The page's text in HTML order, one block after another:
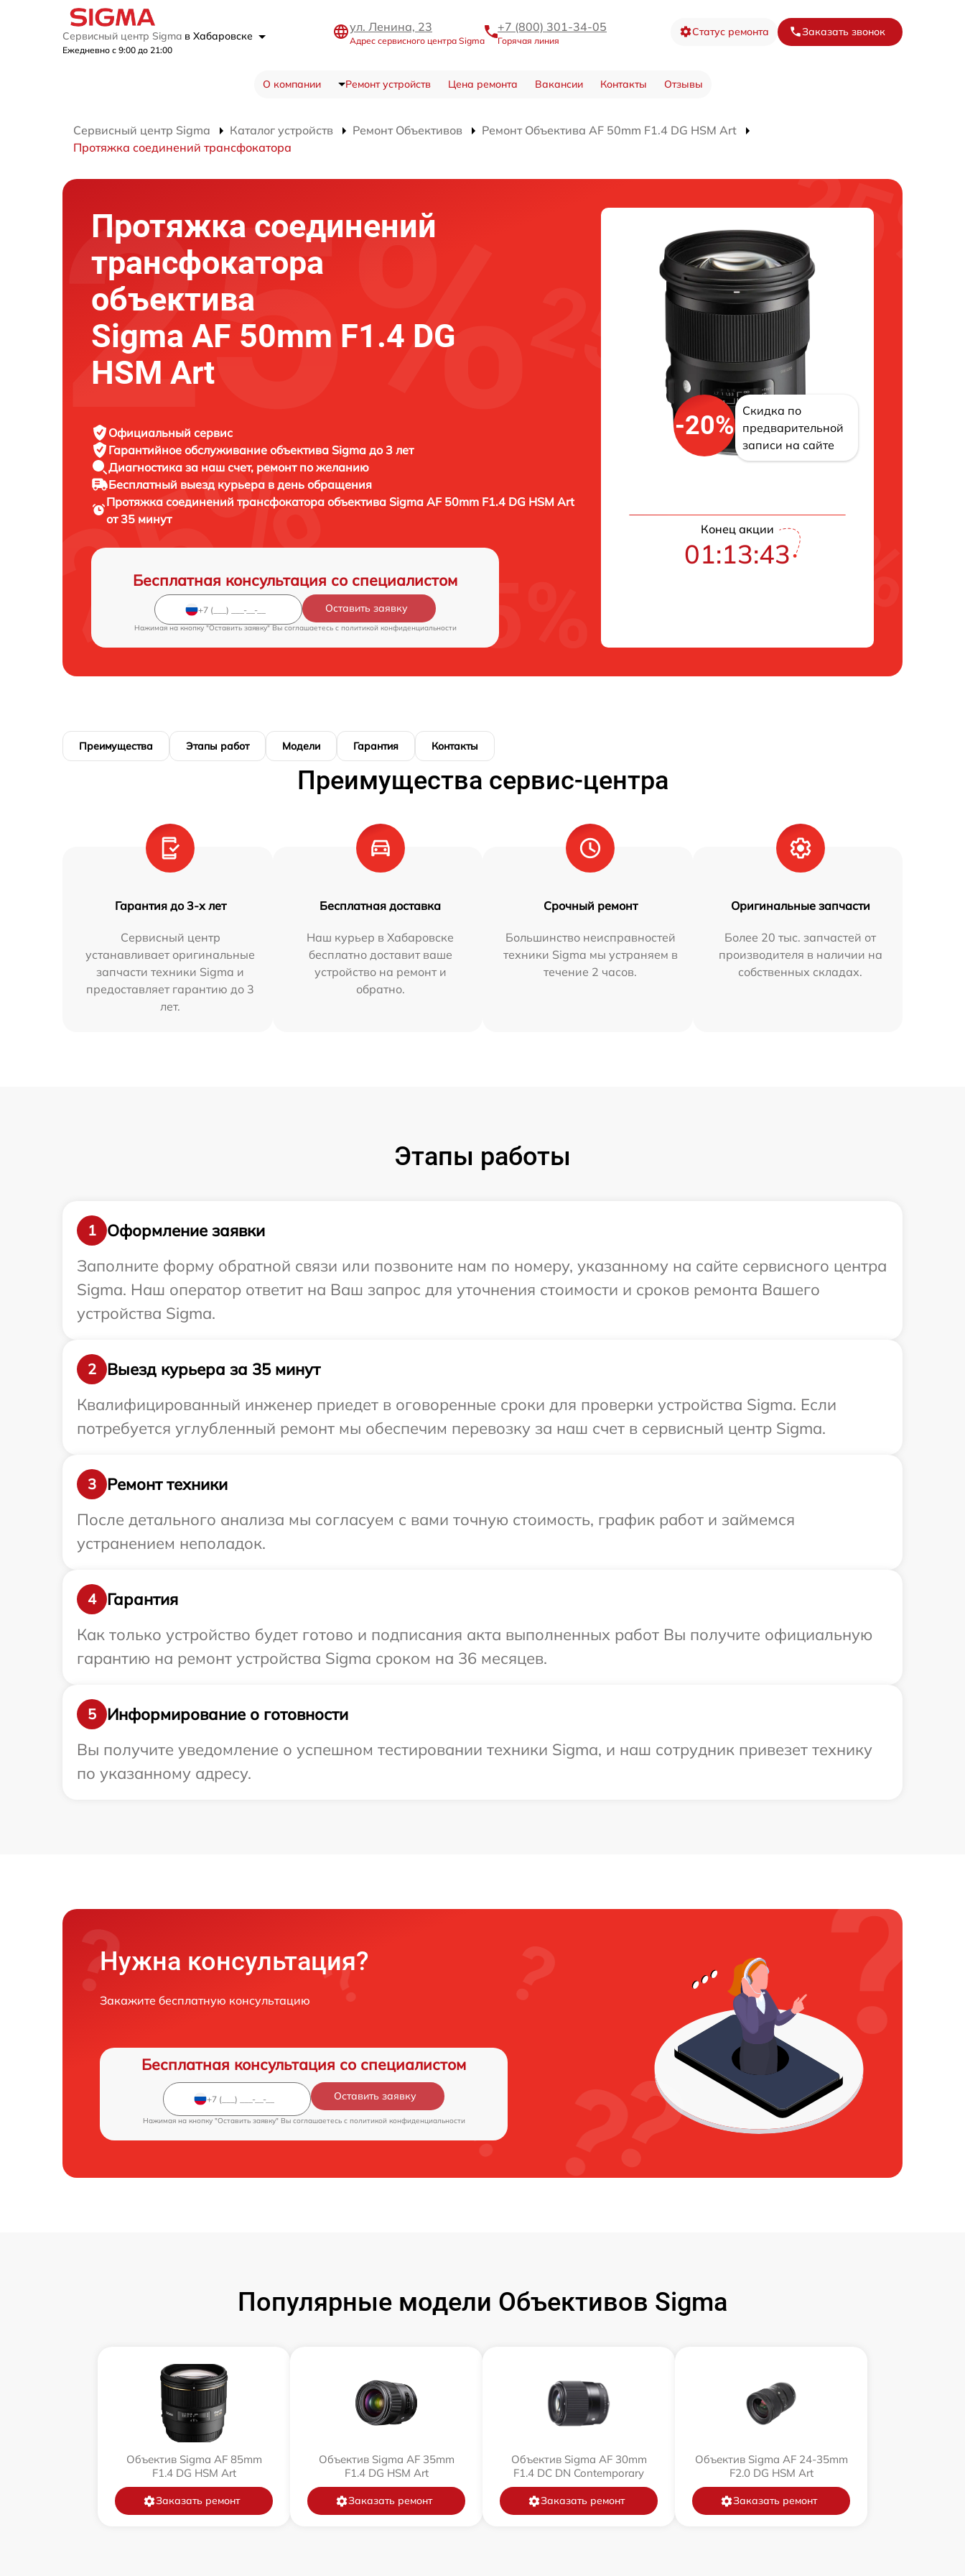
Сервисный центр Sigma в Хабаровске
Ежедневно с 9:00 до 21:00
ул. Ленина, 23
Адрес сервисного центра Sigma
+7 (800) 301-34-05
Горячая линия
Статус ремонта Заказать звонок
О компании Ремонт устройств Цена ремонта Вакансии Контакты Отзывы
Сервисный центр Sigma Каталог устройств Ремонт Объективов
Ремонт Объектива AF 50mm F1.4 DG HSM Art
Протяжка соединений трансфокатора
Протяжка соединений
трансфокатора
объектива
Sigma AF 50mm F1.4 DG
HSM Art
Официальный сервис
Гарантийное обслуживание объектива Sigma до 3 лет
Диагностика за наш счет, ремонт по желанию
Бесплатный выезд курьера в день обращения
Протяжка соединений трансфокатора объективаSigma AF 50mm F1.4 DG HSM Art
от 35 минут
Бесплатная консультация со специалистом
Оставить заявку
Нажимая на кнопку "Оставить заявку" Вы соглашаетесь c политикой конфиденциальности
-20%
Скидка по
предварительной
записи на сайте
Конец акции
01:13:42
Преимущества Этапы работ Модели Гарантия Контакты
Преимущества сервис-центра
Гарантия до 3-х лет
Сервисный центр
устанавливает оригинальные
запчасти техники Sigma и
предоставляет гарантию до 3
лет.
Бесплатная доставка
Наш курьер в Хабаровске
бесплатно доставит ваше
устройство на ремонт и
обратно.
Срочный ремонт
Большинство неисправностей
техники Sigma мы устраняем в
течение 2 часов.
Оригинальные запчасти
Более 20 тыс. запчастей от
производителя в наличии на
собственных складах.
Этапы работы
1
Оформление заявки
Заполните форму обратной связи или позвоните нам по номеру, указанному на сайте сервисного центра
Sigma. Наш оператор ответит на Ваш запрос для уточнения стоимости и сроков ремонта Вашего
устройства Sigma.
2
Выезд курьера за 35 минут
Квалифицированный инженер приедет в оговоренные сроки для проверки устройства Sigma. Если
потребуется углубленный ремонт мы обеспечим перевозку за наш счет в сервисный центр Sigma.
3
Ремонт техники
После детального анализа мы согласуем с вами точную стоимость, график работ и займемся
устранением неполадок.
4
Гарантия
Как только устройство будет готово и подписания акта выполненных работ Вы получите официальную
гарантию на ремонт устройства Sigma сроком на 36 месяцев.
5
Информирование о готовности
Вы получите уведомление о успешном тестировании техники Sigma, и наш сотрудник привезет технику
по указанному адресу.
Нужна консультация?
Закажите бесплатную консультацию
Бесплатная консультация со специалистом
Оставить заявку
Нажимая на кнопку "Оставить заявку" Вы соглашаетесь c политикой конфиденциальности
Популярные модели Объективов Sigma
Объектив Sigma AF 85mm
F1.4 DG HSM Art
Заказать ремонт
Объектив Sigma AF 35mm
F1.4 DG HSM Art
Заказать ремонт
Объектив Sigma AF 30mm
F1.4 DC DN Contemporary
Заказать ремонт
Объектив Sigma AF 24-35mm
F2.0 DG HSM Art
Заказать ремонт